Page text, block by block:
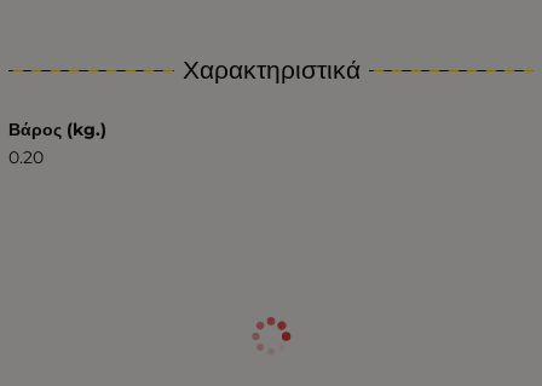
Χαρακτηριστικά
Βάρος (kg.)
0.20